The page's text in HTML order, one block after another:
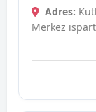
Adres:
Merkez